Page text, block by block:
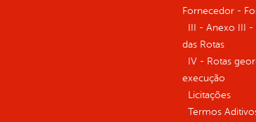
Fornecedor -
III - Anexo III
das Rotas
IV - Rotas
execução
Licitações
Termos